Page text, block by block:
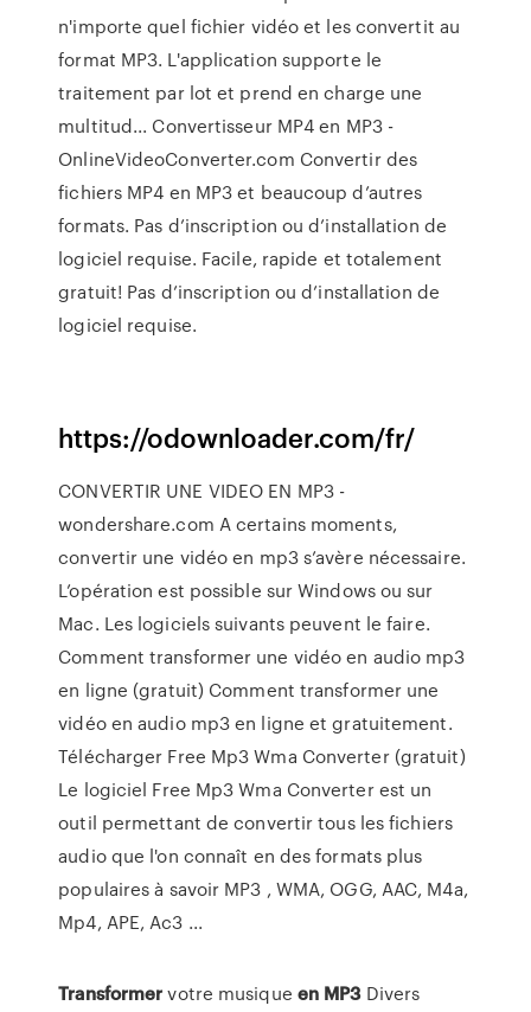
n'importe quel fichier vidéo et les convertit au
format MP3. L'application supporte le
traitement par lot et prend en charge une
multitud... Convertisseur MP4 en MP3 -
OnlineVideoConverter.com Convertir des
fichiers MP4 en MP3 et beaucoup d’autres
formats. Pas d’inscription ou d’installation de
logiciel requise. Facile, rapide et totalement
gratuit! Pas d’inscription ou d’installation de
logiciel requise.
https://odownloader.com/fr/
CONVERTIR UNE VIDEO EN MP3 -
wondershare.com A certains moments,
convertir une vidéo en mp3 s’avère nécessaire.
L’opération est possible sur Windows ou sur
Mac. Les logiciels suivants peuvent le faire.
Comment transformer une vidéo en audio mp3
en ligne (gratuit) Comment transformer une
vidéo en audio mp3 en ligne et gratuitement.
Télécharger Free Mp3 Wma Converter (gratuit)
Le logiciel Free Mp3 Wma Converter est un
outil permettant de convertir tous les fichiers
audio que l'on connaît en des formats plus
populaires à savoir MP3 , WMA, OGG, AAC, M4a,
Mp4, APE, Ac3 ...
Transformervotre musique en MP3Divers